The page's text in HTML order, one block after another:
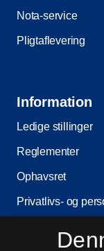
Nota-service
Pligtaflevering
Information
Ledige stillinger
Reglementer
Ophavsret
Privatlivs- og